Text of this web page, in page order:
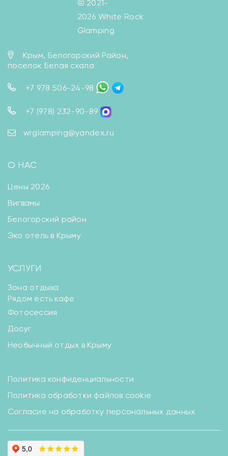
© 2021-
2026 White Rock
Glamping
Крым, Белогорский Район,
поселок Белая скала
+7 978 506-24-98
+7 (978) 232-90-89
wrglamping@yandex.ru
О НАС
Цены 2026
Вигвамы
Белогорский район
Эко отель в Крыму
УСЛУГИ
Зона отдыха
Рядом есть кафе
Фотосессия
Досуг
Необычный отдых в Крыму
Политика конфиденциальности
Политика обработки файлов cookie
Согласие на обработку персональных данных